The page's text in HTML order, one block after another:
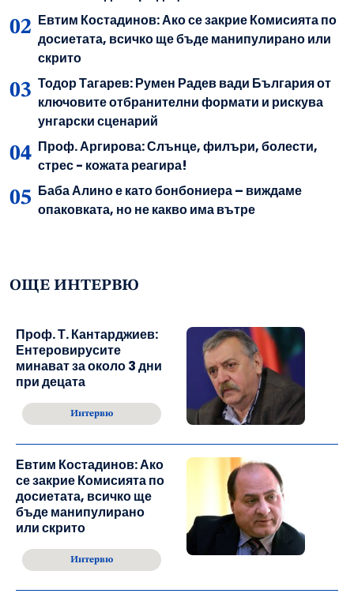
Евтим Костадинов: Ако се закрие Комисията по
досиетата, всичко ще бъде манипулирано или
скрито
Тодор Тагарев: Румен Радев вади България от
ключовите отбранителни формати и рискува
унгарски сценарий
Проф. Аргирова: Слънце, филъри, болести,
стрес - кожата реагира!
Баба Алино е като бонбониера – виждаме
опаковката, но не какво има вътре
ОЩЕ ИНТЕРВЮ
Проф. Т. Кантарджиев:
Ентеровирусите
минават за около 3 дни
при децата
Интервю
Евтим Костадинов: Ако
се закрие Комисията по
досиетата, всичко ще
бъде манипулирано
или скрито
Интервю